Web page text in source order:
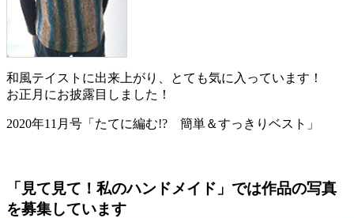
和風テイストに出来上がり、とても気に入っています！
お正月にお披露目しました！
2020年11月号「たてに編む!? 簡単＆すっきりベスト」
「見て見て！私のハンドメイド」では作品の写真
を募集しています